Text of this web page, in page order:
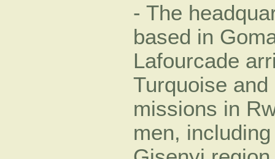
- The
based in
Lafourcade
Turquoise
missions in
men,